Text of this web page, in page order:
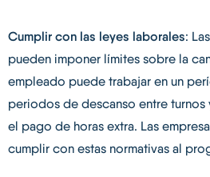
Cumplir con las leyes laborales:
pueden imponer límites sobre la
empleado puede trabajar en un
periodos de descanso entre
el pago de horas extra. Las
cumplir con estas normativas al